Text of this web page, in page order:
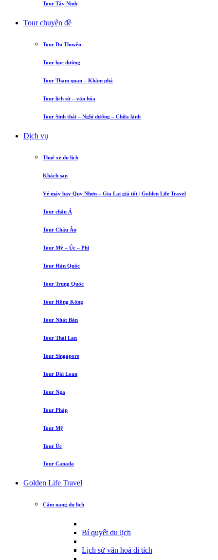
Tour Tây Ninh
Tour chuyên đề
Tour Du Thuyền
Tour học đường
Tour Tham quan – Khám phá
Tour lịch sử – văn hóa
Tour Sinh thái – Nghỉ dưỡng – Chữa lành
Dịch vụ
Thuê xe du lịch
Khách sạn
Vé máy bay Quy Nhơn – Gia Lai giá tốt | Golden Life Travel
Tour châu Á
Tour Châu Âu
Tour Mỹ – Úc – Phi
Tour Hàn Quốc
Tour Trung Quốc
Tour Hồng Kông
Tour Nhật Bản
Tour Thái Lan
Tour Singapore
Tour Đài Loan
Tour Nga
Tour Pháp
Tour Mỹ
Tour Úc
Tour Canada
Golden Life Travel
Cẩm nang du lịch
Bí quyết du lịch
Lịch sử văn hoá di tích